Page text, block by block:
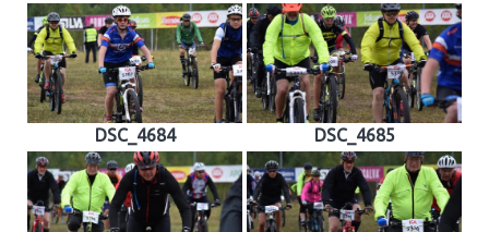
DSC_4684 DSC_4685